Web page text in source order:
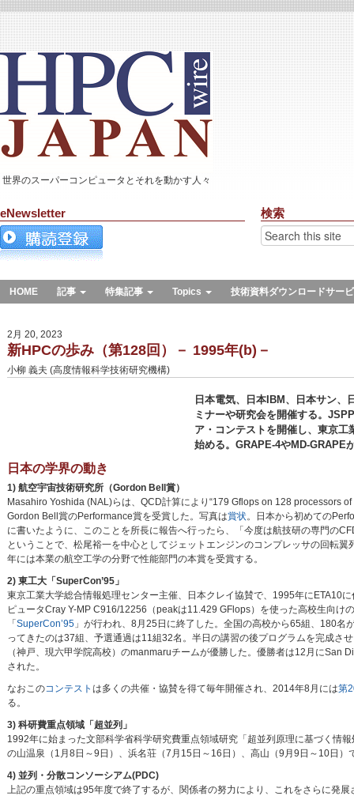
世界のスーパーコンピュータとそれを動かす人々
eNewsletter 検索
HOME 記事 特集記事 Topics 技術資料ダウンロードサー
2月 20, 2023
新HPCの歩み（第128回）－ 1995年(b)－
小柳 義夫 (高度情報科学技術研究機構)
日本電気、日本IBM、日本サン、
ミナーや研究会を開催する。
ア・コンテストを開催し、東京
始める。GRAPE-4やMD-GRAPE
日本の学界の動き
1) 航空宇宙技術研究所（Gordon Bell賞）
Masahiro Yoshida (NAL)らは、QCD計算により“179 Gflops on 128 processors
Gordon Bell賞のPerformance賞を受賞した。写真は賞状。日本から初めての
に書いたように、このことを所長に報告へ行ったら、「今度は航技研の専門の
ということで、松尾裕一を中心としてジェットエンジンのコンプレッサの回転
年には本業の航空工学の分野で性能部門の本賞を受賞する。
2) 東工大「SuperCon’95」
東京工業大学総合情報処理センター主催、日本クレイ協賛で、1995年にETA10
ピュータCray Y-MP C916/12256（peakは11.429 GFlops）を使った高校生向け
「 SuperCon’95」が行われ、8月25日に終了した。全国の高校から65組、180名
ってきたのは37組、予選通過は11組32名。半日の講習の後プログラムを完成さ
（神戸、現六甲学院高校）のmanmaruチームが優勝した。優勝者は12月にSan
された。
なおこのコンテスト は多くの共催・協賛を得て毎年開催され、2014年8月には第
る。
3) 科研費重点領域「超並列」
1992年に始まった文部科学省科学研究費重点領域研究「超並列原理に基づく情
の山温泉（1月8日～9日）、浜名荘（7月15日～16日）、高山（9月9日～10日）
4) 並列・分散コンソーシアム(PDC)
上記の重点領域は95年度で終了するが、関係者の努力により、これをさらに発